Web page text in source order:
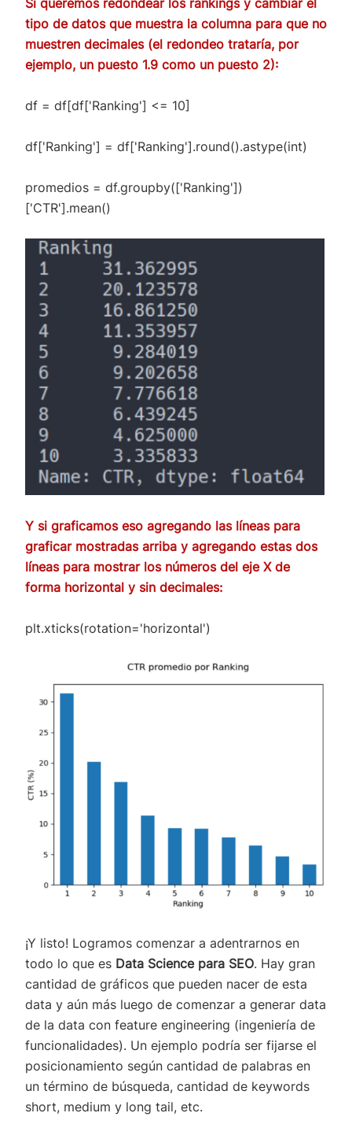
tipo de datos que muestra la columna para que no
muestren decimales (el redondeo trataría, por
ejemplo, un puesto 1.9 como un puesto 2):
df = df[df['Ranking'] <= 10]
df['Ranking'] = df['Ranking'].round().astype(int)
promedios = df.groupby(['Ranking'])
['CTR'].mean()
Y si graficamos eso agregando las líneas para
graficar mostradas arriba y agregando estas dos
líneas para mostrar los números del eje X de
forma horizontal y sin decimales:
plt.xticks(rotation='horizontal')
¡Y listo! Logramos comenzar a adentrarnos en
todo lo que es Data Science para SEO. Hay gran
cantidad de gráficos que pueden nacer de esta
data y aún más luego de comenzar a generar data
de la data con feature engineering (ingeniería de
funcionalidades). Un ejemplo podría ser fijarse el
posicionamiento según cantidad de palabras en
un término de búsqueda, cantidad de keywords
short, medium y long tail, etc.